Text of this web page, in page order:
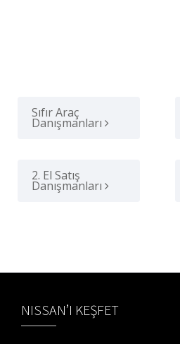
Sıfır Araç
Danışmanları
2. El Satış
Danışmanları
NISSAN’I KEŞFET